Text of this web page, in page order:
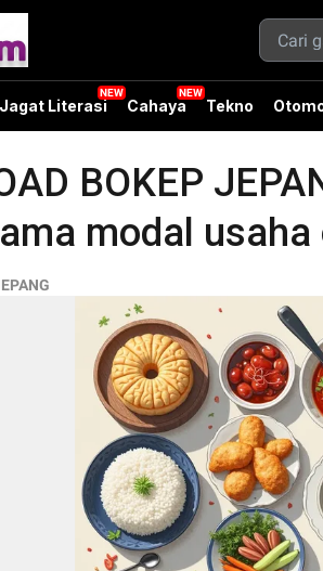
Jagat Literasi Cahaya Tekno
BOKEP
modal